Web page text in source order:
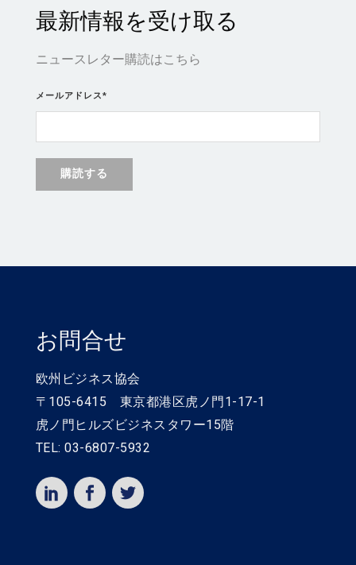
最新情報を受け取る
ニュースレター購読はこちら
メールアドレス*
お問合せ
欧州ビジネス協会
〒105-6415 東京都港区虎ノ門1-17-1
虎ノ門ヒルズビジネスタワー15階
TEL: 03-6807-5932